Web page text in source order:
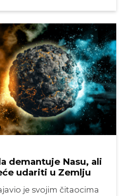
demantuje Nasu, ali
udariti u Zemlju
je svojim čitaocima